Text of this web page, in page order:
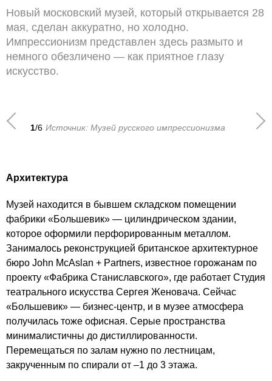
Новый московский музей, который открывается 28
мая, сделан аккуратно, но холодно.
Импрессионизм представлен здесь размыто и
немного обезличено — как приятное глазу
искусство.
1/6 Источник: Музей русского импрессионизма
Архитектура
Музей находится в бывшем складском помещении
фабрики «Большевик» — цилиндрическом здании,
которое оформили перфорированным металлом.
Занималось реконструкцией британское архитектурное
бюро John McAslan + Partners, известное горожанам по
проекту «Фабрика Станиславского», где работает Студия
театрального искусства Сергея Женовача. Сейчас
«Большевик» — бизнес-центр, и в музее атмосфера
получилась тоже офисная. Серые пространства
минималистичны до дистиллированности.
Перемещаться по залам нужно по лестницам,
закрученным по спирали от –1 до 3 этажа.